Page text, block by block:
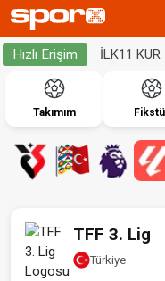
Hızlı Erişim İLK11 KUR
Takımım
TFF 3. Lig
Türkiye